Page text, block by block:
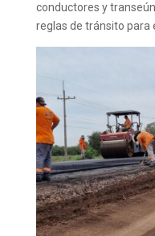
conductores y
reglas de tránsito para